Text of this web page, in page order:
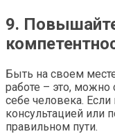
9.
Быть на своем
работе – это, можно
себе человека.
консультацией или
правильном пути.